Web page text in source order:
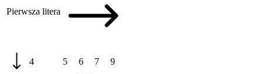
Pierwsza litera
4 5 6 7
9